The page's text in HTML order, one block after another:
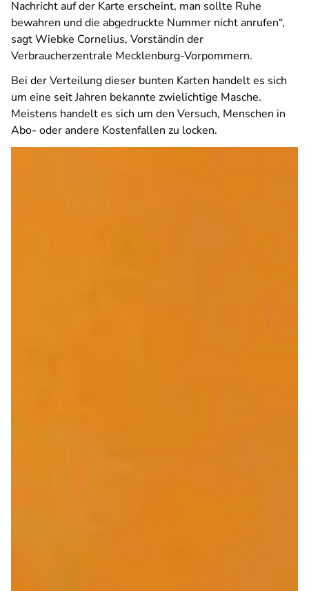
Nachricht auf der Karte erscheint, man sollte Ruhe
bewahren und die abgedruckte Nummer nicht anrufen“,
sagt Wiebke Cornelius, Vorständin der
Verbraucherzentrale Mecklenburg-Vorpommern.
Bei der Verteilung dieser bunten Karten handelt es sich
um eine seit Jahren bekannte zwielichtige Masche.
Meistens handelt es sich um den Versuch, Menschen in
Abo- oder andere Kostenfallen zu locken.